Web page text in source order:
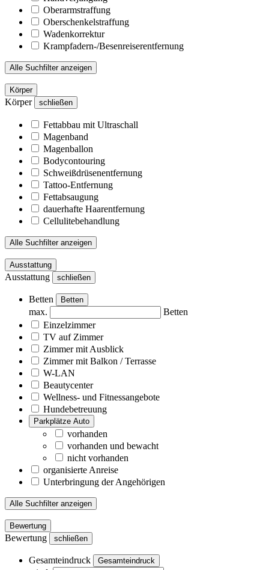
Oberarmstraffung
Oberschenkelstraffung
Wadenkorrektur
Krampfadern-/Besenreiserentfernung
Alle Suchfilter anzeigen
Körper
Körper schließen
Fettabbau mit Ultraschall
Magenband
Magenballon
Bodycontouring
Schweißdrüsenentfernung
Tattoo-Entfernung
Fettabsaugung
dauerhafte Haarentfernung
Cellulitebehandlung
Alle Suchfilter anzeigen
Ausstattung
Ausstattung schließen
Betten Betten
max.
Betten
Einzelzimmer
TV auf Zimmer
Zimmer mit Ausblick
Zimmer mit Balkon / Terrasse
W-LAN
Beautycenter
Wellness- und Fitnessangebote
Hundebetreuung
Parkplätze Auto
vorhanden
vorhanden und bewacht
nicht vorhanden
organisierte Anreise
Unterbringung der Angehörigen
Alle Suchfilter anzeigen
Bewertung
Bewertung schließen
Gesamteindruck Gesamteindruck